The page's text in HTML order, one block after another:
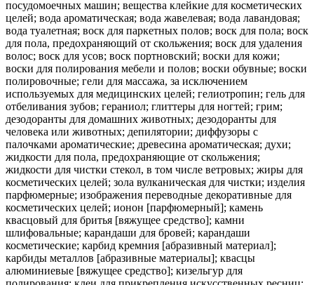
посудомоечных машин; вещества клейкие для косметических
целей; вода ароматическая; вода жавелевая; вода лавандовая;
вода туалетная; воск для паркетных полов; воск для пола; воск
для пола, предохраняющий от скольжения; воск для удаления
волос; воск для усов; воск портновский; воски для кожи;
воски для полирования мебели и полов; воски обувные; воски
полировочные; гели для массажа, за исключением
используемых для медицинских целей; гелиотропин; гель для
отбеливания зубов; гераниол; глиттеры для ногтей; грим;
дезодоранты для домашних животных; дезодоранты для
человека или животных; депилятории; диффузоры с
палочками ароматические; древесина ароматическая; духи;
жидкости для пола, предохраняющие от скольжения;
жидкости для чистки стекол, в том числе ветровых; жиры для
косметических целей; зола вулканическая для чистки; изделия
парфюмерные; изображения переводные декоративные для
косметических целей; ионон [парфюмерный]; камень
квасцовый для бритья [вяжущее средство]; камни
шлифовальные; карандаши для бровей; карандаши
косметические; карбид кремния [абразивный материал];
карбиды металлов [абразивные материалы]; квасцы
алюминиевые [вяжущее средство]; кизельгур для